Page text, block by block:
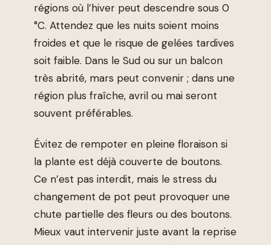
régions où l’hiver peut descendre sous 0
°C. Attendez que les nuits soient moins
froides et que le risque de gelées tardives
soit faible. Dans le Sud ou sur un balcon
très abrité, mars peut convenir ; dans une
région plus fraîche, avril ou mai seront
souvent préférables.
Évitez de rempoter en pleine floraison si
la plante est déjà couverte de boutons.
Ce n’est pas interdit, mais le stress du
changement de pot peut provoquer une
chute partielle des fleurs ou des boutons.
Mieux vaut intervenir juste avant la reprise